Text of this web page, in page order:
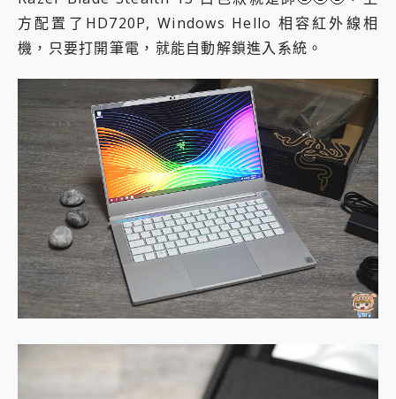
方配置了HD720P, Windows Hello 相容紅外線相
機，只要打開筆電，就能自動解鎖進入系統。